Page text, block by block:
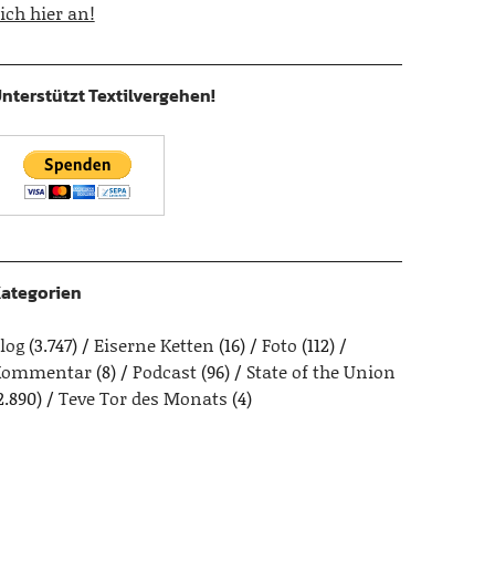
hier an!
Textilvergehen!
(3.747) Eiserne Ketten (16) Foto (112)
(8) Podcast(96)
State of the Union
Teve Tor des Monats (4)